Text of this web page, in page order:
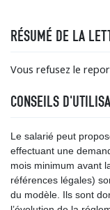
RÉSUMÉ DE LA
Vous refusez le
CONSEILS
Le salarié peut
effectuant une
mois minimum avant
références légales)
du modèle. Ils sont